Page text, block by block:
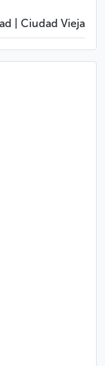
| Ciudad Vieja